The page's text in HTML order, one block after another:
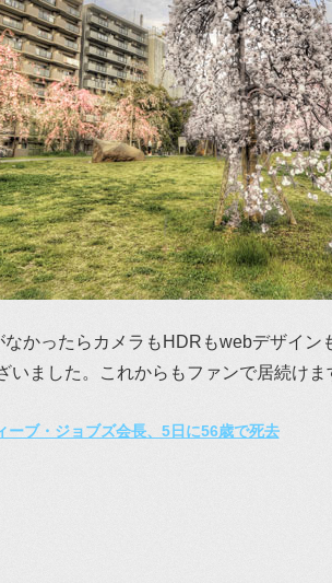
かったらカメラもHDRもwebデザイン
いました。これからもファンで居続けま
ーブ・ジョブズ会長、5日に56歳で死去